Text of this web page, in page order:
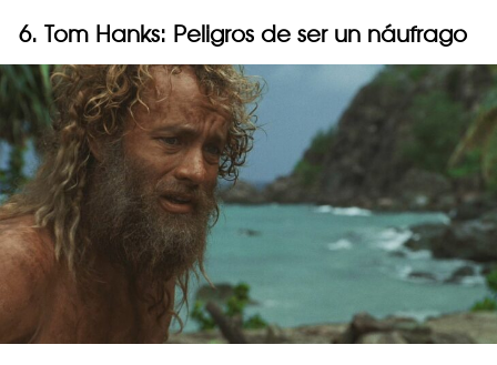
6. Tom Hanks: Peligros de ser un náufrago